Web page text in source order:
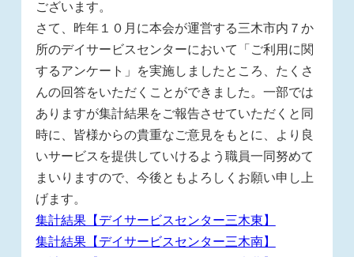
ございます。
さて、昨年１０月に本会が運営する三木市内７か
所のデイサービスセンターにおいて「ご利用に関
するアンケート」を実施しましたところ、たくさ
んの回答をいただくことができました。一部では
ありますが集計結果をご報告させていただくと同
時に、皆様からの貴重なご意見をもとに、より良
いサービスを提供していけるよう職員一同努めて
まいりますので、今後ともよろしくお願い申し上
げます。
集計結果【デイサービスセンター三木東】
集計結果【デイサービスセンター三木南】